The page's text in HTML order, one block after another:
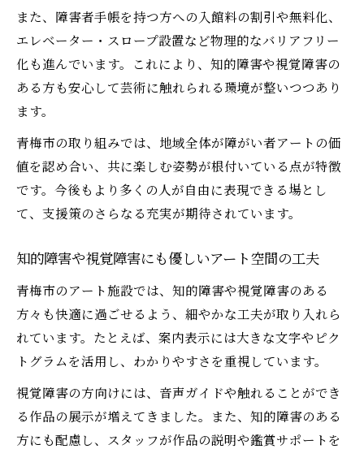
また、障害者手帳を持つ方への入館料の割引や無料化、
エレベーター・スロープ設置など物理的なバリアフリー
化も進んでいます。これにより、知的障害や視覚障害の
ある方も安心して芸術に触れられる環境が整いつつあり
ます。
青梅市の取り組みでは、地域全体が障がい者アートの価
値を認め合い、共に楽しむ姿勢が根付いている点が特徴
です。今後もより多くの人が自由に表現できる場とし
て、支援策のさらなる充実が期待されています。
知的障害や視覚障害にも優しいアート空間の工夫
青梅市のアート施設では、知的障害や視覚障害のある
方々も快適に過ごせるよう、細やかな工夫が取り入れら
れています。たとえば、案内表示には大きな文字やピク
トグラムを活用し、わかりやすさを重視しています。
視覚障害の方向けには、音声ガイドや触れることができ
る作品の展示が増えてきました。また、知的障害のある
方にも配慮し、スタッフが作品の説明や鑑賞サポートを